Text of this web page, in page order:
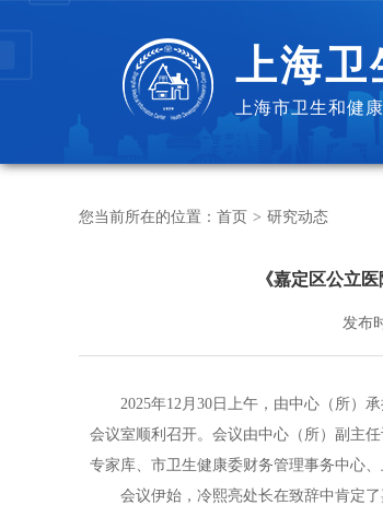
上海卫
上海市卫生和健
您当前所在的位置： 首页 > 研究动态
《嘉定区公立
发布
2025年12月30日上午，由中心（所）
会议室顺利召开。会议由中心（所）副主
专家库、市卫生健康委财务管理事务中心
会议伊始，冷熙亮处长在致辞中肯定